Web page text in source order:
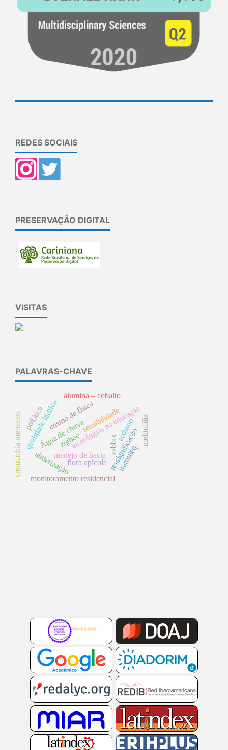
REDES SOCIAIS
PRESERVAÇÃO DIGITAL
VISITAS
PALAVRAS-CHAVE
ensino de física
qualidade hídrica
manejo de bacia
tecnologias na educação
alumina – cobalto
sinterização
monitoramento residencial
zigbee zabbix
pol[iticaÁgua de chuva ressignificação
crenicichla menezesi sensibilidade
iramuteq.
flora apícola
melitofilia
arduino